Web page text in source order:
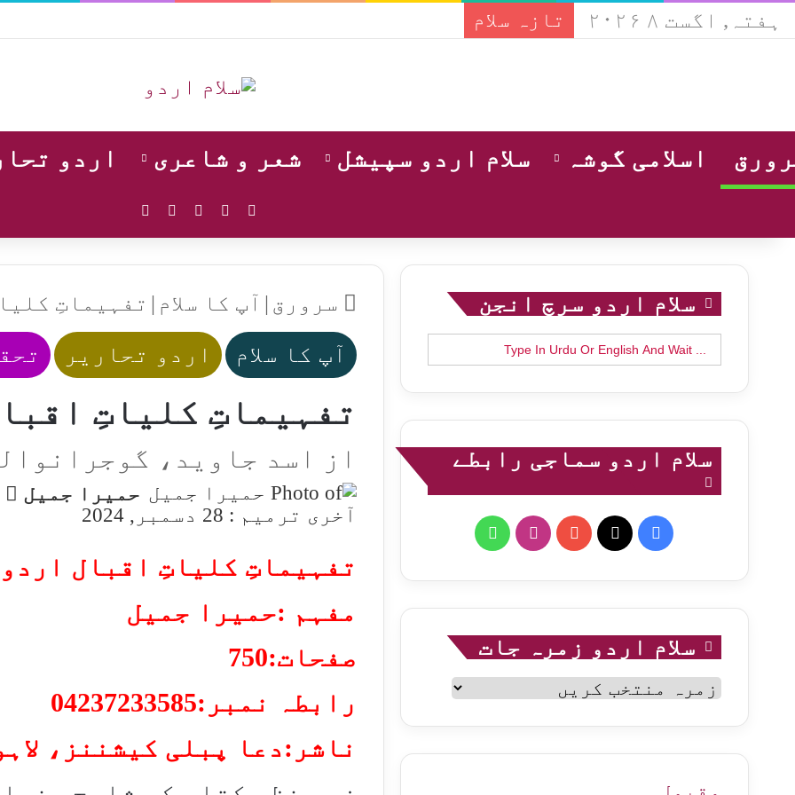
ہفتہ, اگست ۸ ۲۰۲۶ تازہ سلام
اسلامی گوشہ سلام اردو سپیشل شعر و شاعری اردو
Facebook
YouTube
Instagram
سرورق | آپ کا سلام | تفہیماتِ
آپ کا سلام اردو تحاریر
تفہیماتِ کلیاتِ
از اسد جاوید،
حمیرا جمیل
آخری ترمیم : 28 دسمبر, 2024
تفہیماتِ کلیاتِ اقبال
مفہم :حمیرا جمیل
صفحات:750
رابطہ نمبر:04237233585
ناشر:دعا پبلی کیشننز،
سلام اردو سرچ انجن
Search
for:
سلام اردو سماجی رابطے
Facebook
YouTube
Instagram
WhatsApp
سلام اردو زمرہ جات
سلام
اردو
زمرہ